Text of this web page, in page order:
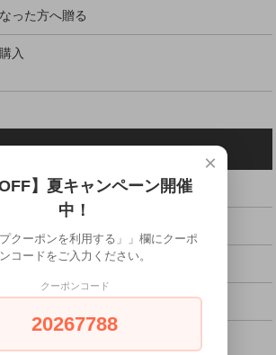
った方へ贈る
入
×
OFF】夏キャンペーン開催
中！
プクーポンを利用する」」欄にクーポ
ンコードをご入力ください。
クーポンコード
20267788